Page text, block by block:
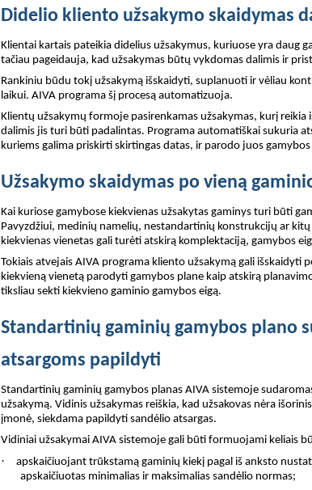
Didelio kliento užsakymo skaidymas
Klientai kartais pateikia didelius užsakymus, kuriuose yra daug
tačiau pageidauja, kad užsakymas būtų vykdomas dalimis ir
Rankiniu būdu tokį užsakymą išskaidyti, suplanuoti ir vėliau
laikui. AIVA programa šį procesą automatizuoja.
Klientų užsakymų formoje pasirenkamas užsakymas, kurį
dalimis jis turi būti padalintas. Programa automatiškai sukuria
kuriems galima priskirti skirtingas datas, ir parodo juos gamybos
Užsakymo skaidymas po vieną
Kai kuriose gamybose kiekvienas užsakytas gaminys turi būti
Pavyzdžiui, medinių namelių, nestandartinių konstrukcijų ar
kiekvienas vienetas gali turėti atskirą komplektaciją, gamybos
Tokiais atvejais AIVA programa kliento užsakymą gali išskaidyti
kiekvieną vienetą parodyti gamybos plane kaip atskirą
tiksliau sekti kiekvieno gaminio gamybos eigą.
Standartinių gaminių gamybos plano
atsargoms papildyti
Standartinių gaminių gamybos planas AIVA sistemoje
užsakymą. Vidinis užsakymas reiškia, kad užsakovas nėra
įmonė, siekdama papildyti sandėlio atsargas.
Vidiniai užsakymai AIVA sistemoje gali būti formuojami keliais
·
apskaičiuojant trūkstamą gaminių kiekį pagal iš anksto
apskaičiuotas minimalias ir maksimalias sandėlio normas;